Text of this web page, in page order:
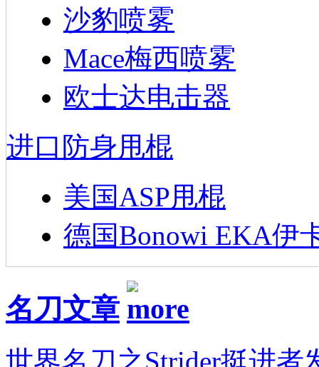
沙豹喷雾
Mace梅西喷雾
欧士达电击器
进口防身甩棍
美国ASP甩棍
德国Bonowi EKA伊
名刀文章
世界名刀之Strider挺进者